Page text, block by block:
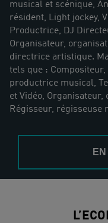
musical et scénique,
résident, Light jockey,
Productrice, DJ
Organisateur,
directrice artistique.
tels que :
productrice musical,
et Vidéo, Organisateur,
Régisseur, régisseuse